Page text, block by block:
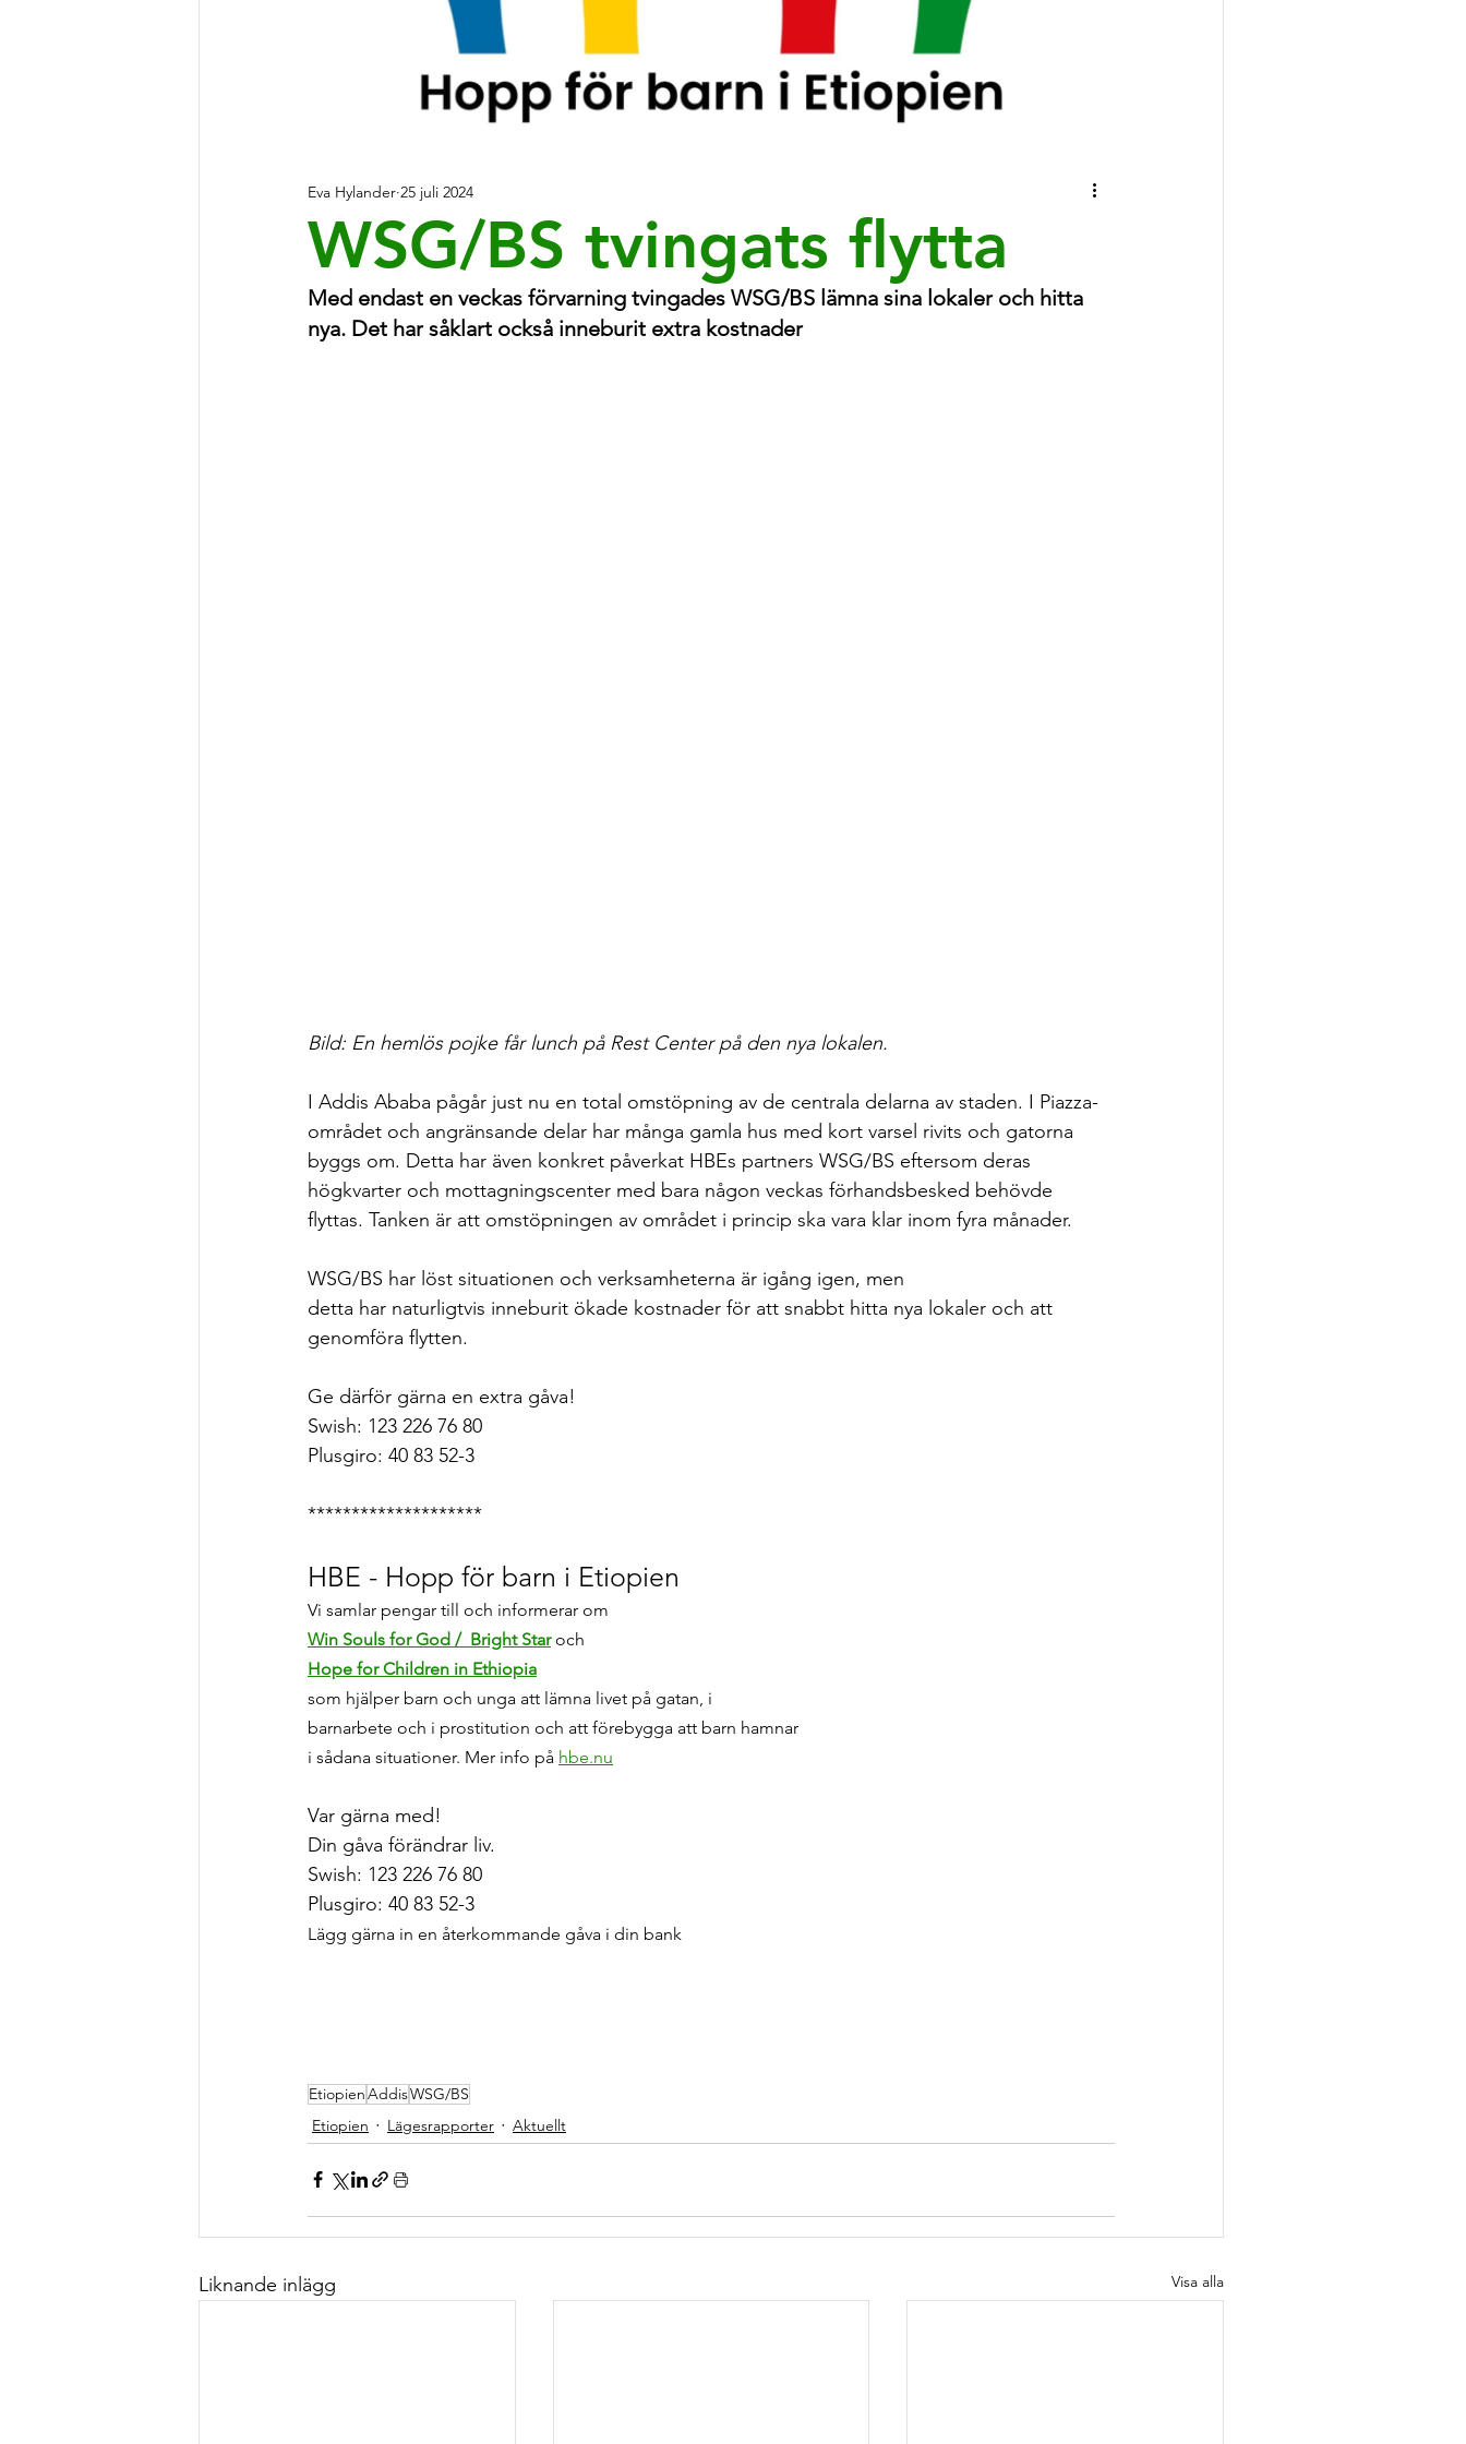
WSG/BS tvingats flytta
Eva Hylander 25 juli 2024
Med endast en veckas förvarning tvingades WSG/BS lämna sina lokaler och hitta
nya. Det har såklart också inneburit extra kostnader
Bild: En hemlös pojke får lunch på Rest Center på den nya lokalen.
I Addis Ababa pågår just nu en total omstöpning av de centrala delarna av staden. I Piazza-
området och angränsande delar har många gamla hus med kort varsel rivits och gatorna
byggs om. Detta har även konkret påverkat HBEs partners WSG/BS eftersom deras
högkvarter och mottagningscenter med bara någon veckas förhandsbesked behövde
flyttas. Tanken är att omstöpningen av området i princip ska vara klar inom fyra månader.
WSG/BS har löst situationen och verksamheterna är igång igen, men
detta har naturligtvis inneburit ökade kostnader för att snabbt hitta nya lokaler och att
genomföra flytten.
Ge därför gärna en extra gåva!
Swish: 123 226 76 80
Plusgiro: 40 83 52-3
********************
HBE - Hopp för barn i Etiopien
Vi samlar pengar till och informerar om
Win Souls for God /  Bright Star och
Hope for Children in Ethiopia
som hjälper barn och unga att lämna livet på gatan, i
barnarbete och i prostitution och att förebygga att barn hamnar
i sådana situationer. Mer info på hbe.nu
Var gärna med!
Din gåva förändrar liv.
Swish: 123 226 76 80
Plusgiro: 40 83 52-3
Lägg gärna in en återkommande gåva i din bank
EtiopienAddisWSG/BS
Etiopien
Lägesrapporter Aktuellt
Liknande inlägg Visa alla